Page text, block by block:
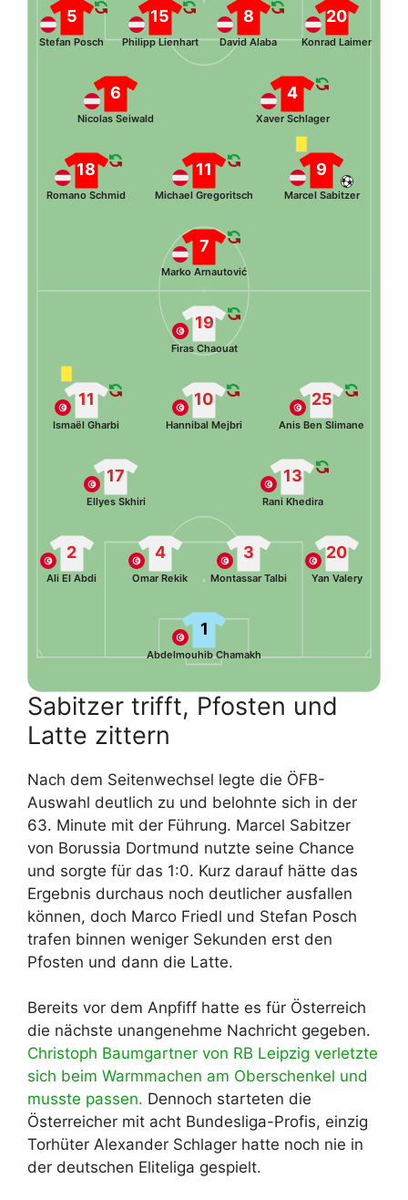
20
Konrad Laimer
8
David Alaba
15
Philipp Lienhart
5
Stefan Posch
4
Xaver Schlager
6
Nicolas Seiwald
9
Marcel Sabitzer
11
Michael Gregoritsch
18
Romano Schmid
7
Marko Arnautović
1
Abdelmouhib Chamakh
2
Ali El Abdi
4
Omar Rekik
3
Montassar Talbi
20
Yan Valery
17
Ellyes Skhiri
13
Rani Khedira
11
Ismaël Gharbi
10
Hannibal Mejbri
25
Anis Ben Slimane
19
Firas Chaouat
Sabitzer trifft, Pfosten und
Latte zittern
Nach dem Seitenwechsel legte die ÖFB-
Auswahl deutlich zu und belohnte sich in der
63. Minute mit der Führung. Marcel Sabitzer
von Borussia Dortmund nutzte seine Chance
und sorgte für das 1:0. Kurz darauf hätte das
Ergebnis durchaus noch deutlicher ausfallen
können, doch Marco Friedl und Stefan Posch
trafen binnen weniger Sekunden erst den
Pfosten und dann die Latte.
Bereits vor dem Anpfiff hatte es für Österreich
die nächste unangenehme Nachricht gegeben.
Christoph Baumgartner von RB Leipzig verletzte
sich beim Warmmachen am Oberschenkel und
musste passen. Dennoch starteten die
Österreicher mit acht Bundesliga-Profis, einzig
Torhüter Alexander Schlager hatte noch nie in
der deutschen Eliteliga gespielt.